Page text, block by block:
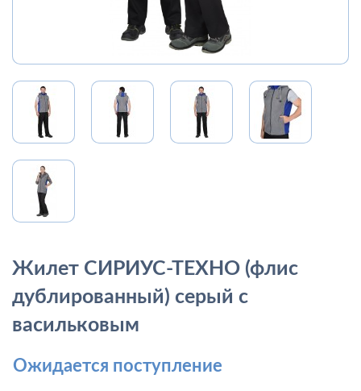
Жилет СИРИУС-ТЕХНО (флис
дублированный) серый с
васильковым
Ожидается поступление